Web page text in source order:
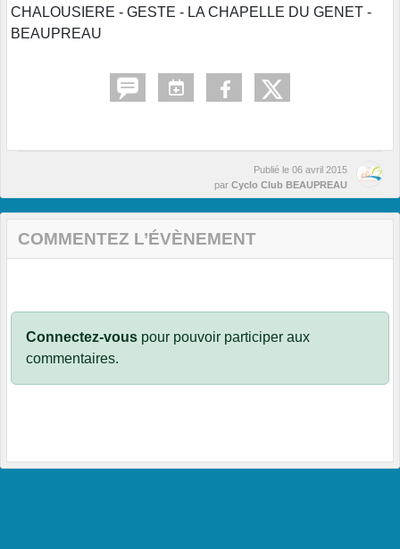
CHALOUSIERE - GESTE - LA CHAPELLE DU GENET -
BEAUPREAU
Publié le 06 avril 2015
par Cyclo Club BEAUPREAU
COMMENTEZ L’ÉVÈNEMENT
Connectez-vous pour pouvoir participer aux
commentaires.